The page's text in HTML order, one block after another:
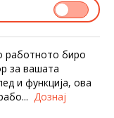
работното биро
за вашата
и функција, ова
Дознај